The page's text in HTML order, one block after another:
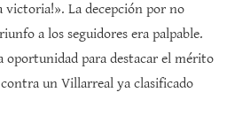
victoria!». La decepción por no
a los seguidores era palpable.
oportunidad para destacar el mérito
un Villarreal ya clasificado